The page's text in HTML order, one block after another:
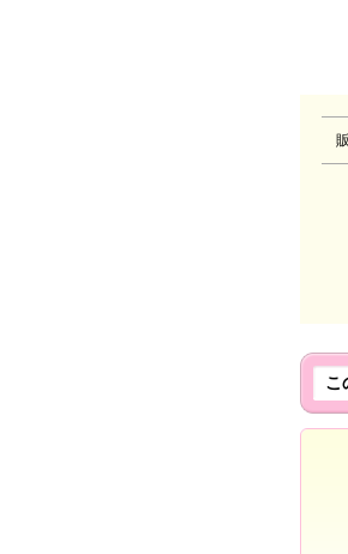
こ